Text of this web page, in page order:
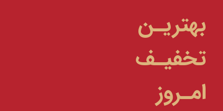
بهتریـن
تخفیـف
امـروز